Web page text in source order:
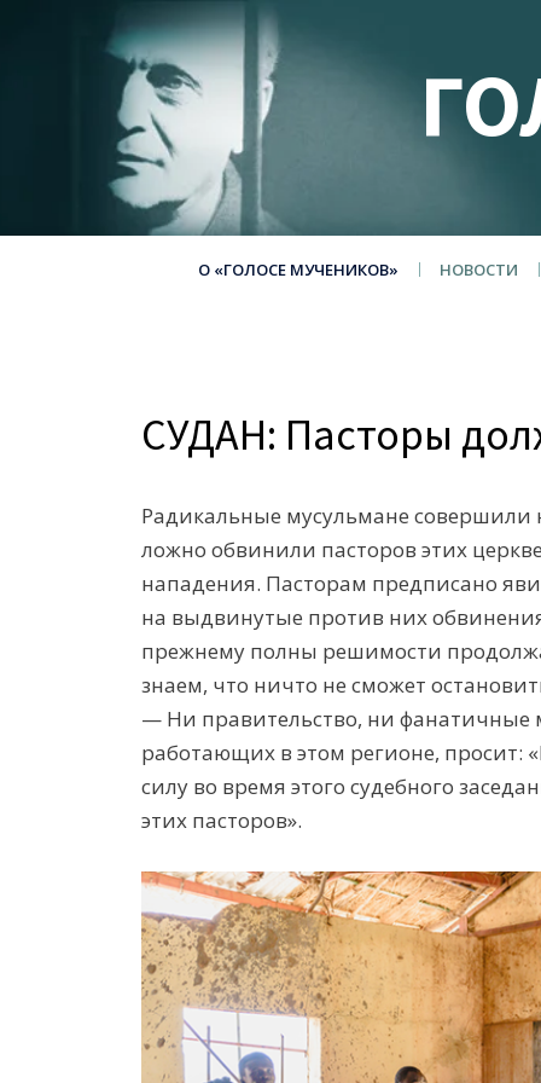
О «ГОЛОСЕ МУЧЕНИКОВ» НОВОСТИ
СУДАН: Пасторы
Радикальные мусульмане совершили
ложно обвинили пасторов этих
нападения. Пасторам предписано
на выдвинутые против них
прежнему полны решимости
знаем, что ничто не сможет
— Ни правительство, ни фанатичные
работающих в этом регионе,
силу во время этого судебного
этих пасторов».